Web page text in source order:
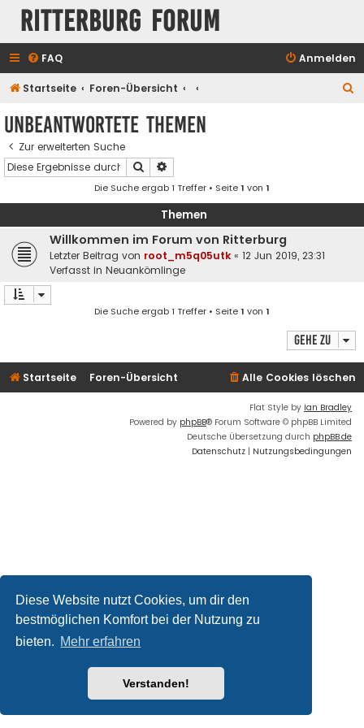
Diese Website nutzt Cookies, um dir den
bestmöglichen Komfort bei der Nutzung zu
bieten. Mehr erfahren
Verstanden!
Ritterburg Forum
FAQ Anmelden
Startseite Foren-Übersicht
Unbeantwortete Themen
Zur erweiterten Suche
Suche
Die Suche ergab 1 Treffer • Seite1 von 1
Themen
Willkommen im Forum von Ritterburg
Letzter Beitrag von root_m5q05utk « 12 Jun 2019, 23:31
Verfasst in Neuankömlinge
Die Suche ergab 1 Treffer • Seite1 von 1
Gehe zu
Startseite Foren-Übersicht Alle Cookies löschen
Flat Style by Ian Bradley
Powered by phpBB® Forum Software © phpBB Limited
Deutsche Übersetzung durch phpBB.de
Datenschutz | Nutzungsbedingungen